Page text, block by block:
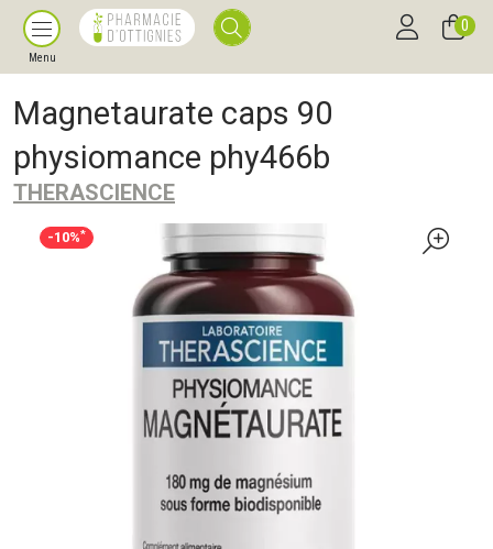
Menu
0
Magnetaurate caps 90
physiomance phy466b
THERASCIENCE
-10%*